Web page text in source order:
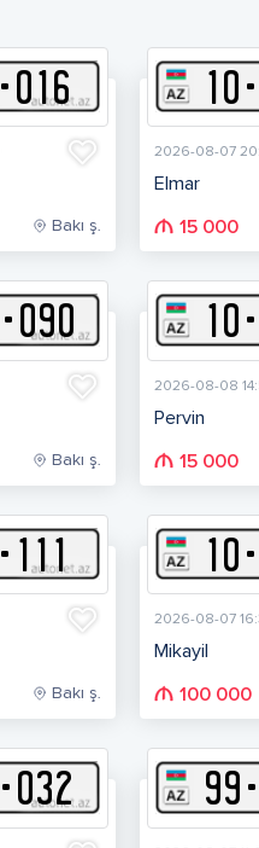
-016
Bakı ş.
10-
2026-08-07
Elmar
15 000
-090
Bakı ş.
10-
2026-08-08
Pervin
15 000
- 111
Bakı ş.
10-
2026-08-07
Mikayil
100 000
-032 99-